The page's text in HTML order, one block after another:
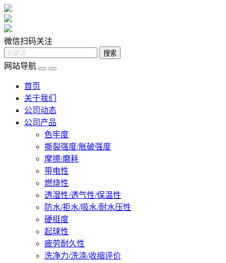
微信扫码关注
网站导航
首页
关于我们
公司动态
公司产品
色牢度
撕裂强度/胀破强度
摩擦/磨耗
带电性
燃烧性
透湿性/透气性/保温性
防水/拒水/吸水/耐水压性
硬挺度
起球性
疲劳耐久性
洗净力/洗涤/收缩评价